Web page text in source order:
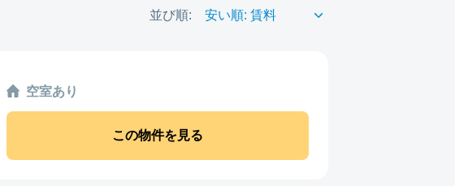
並び順:
空室あり
この物件を見る